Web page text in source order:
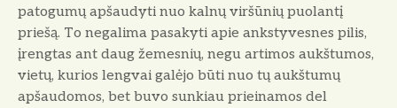
patogumų apšaudyti nuo kalnų viršūnių puolantį
priešą. To negalima pasakyti apie ankstyvesnes pilis,
įrengtas ant daug žemesnių, negu artimos aukštumos,
vietų, kurios lengvai galėjo būti nuo tų aukštumų
apšaudomos, bet buvo sunkiau prieinamos del